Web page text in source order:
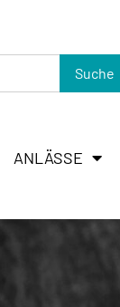
Suche
ANLÄSSE